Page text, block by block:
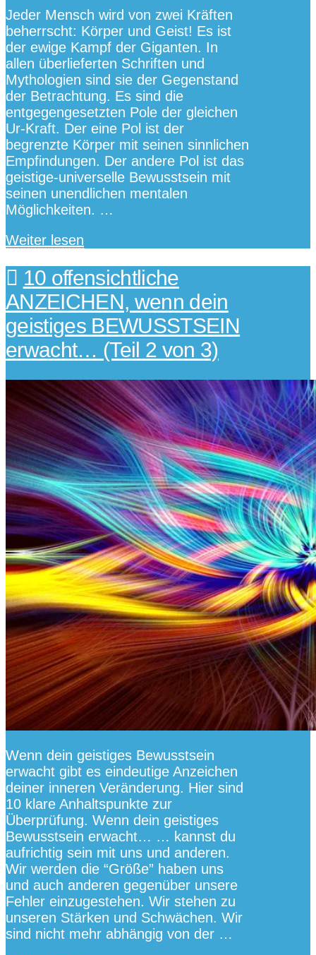
Jeder Mensch wird von zwei Kräften
beherrscht: Körper und Geist! Es ist
der ewige Kampf der Giganten. In
allen überlieferten Schriften und
Mythologien sind sie der Gegenstand
der Betrachtung. Es sind die
entgegengesetzten Pole der gleichen
Ur-Kraft. Der eine Pol ist der
begrenzte Körper mit seinen sinnlichen
Empfindungen. Der andere Pol ist das
geistige-universelle Bewusstsein mit
seinen unendlichen mentalen
Möglichkeiten. …
Weiter lesen
10 offensichtliche
ANZEICHEN, wenn dein
geistiges BEWUSSTSEIN
erwacht… (Teil 2 von 3)
Wenn dein geistiges Bewusstsein
erwacht gibt es eindeutige Anzeichen
deiner inneren Veränderung. Hier sind
10 klare Anhaltspunkte zur
Überprüfung. Wenn dein geistiges
Bewusstsein erwacht… … kannst du
aufrichtig sein mit uns und anderen.
Wir werden die “Größe” haben uns
und auch anderen gegenüber unsere
Fehler einzugestehen. Wir stehen zu
unseren Stärken und Schwächen. Wir
sind nicht mehr abhängig von der …